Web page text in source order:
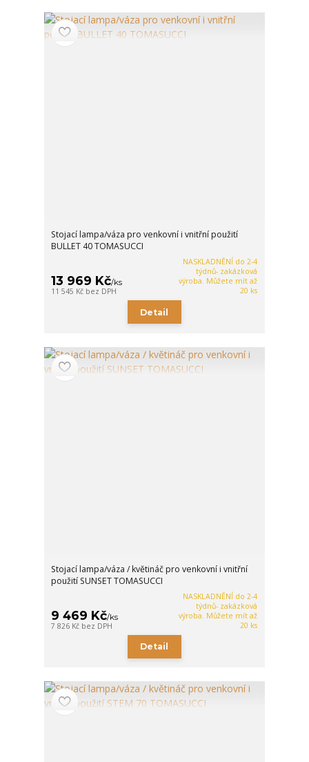
Stojací lampa/váza pro venkovní i vnitřní použití
BULLET 40 TOMASUCCI
13 969 Kč/ks
11 545 Kč bez DPH
NASKLADNĚNÍ do 2-4
týdnů- zakázková
výroba. Můžete mít až
20 ks
Detail
Stojací lampa/váza / květináč pro venkovní i vnitřní
použití SUNSET TOMASUCCI
9 469 Kč/ks
7 826 Kč bez DPH
NASKLADNĚNÍ do 2-4
týdnů- zakázková
výroba. Můžete mít až
20 ks
Detail